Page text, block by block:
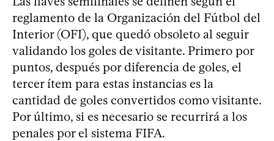
reglamento de la Organización del Fútbol del
Interior (OFI), que quedó obsoleto al seguir
validando los goles de visitante. Primero por
puntos, después por diferencia de goles, el
tercer ítem para estas instancias es la
cantidad de goles convertidos como visitante.
Por último, si es necesario se recurrirá a los
penales por el sistema FIFA.